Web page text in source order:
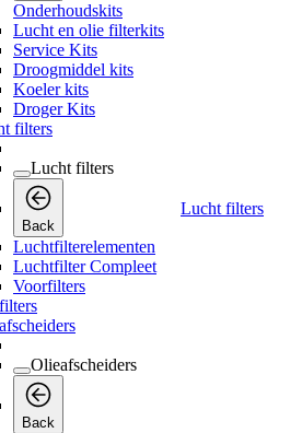
Onderhoudskits
Lucht en olie filterkits
Service Kits
Droogmiddel kits
Koeler kits
Droger Kits
filters
Lucht filters
Back
Lucht filters
Luchtfilterelementen
Luchtfilter Compleet
Voorfilters
Olieafscheiders
Back